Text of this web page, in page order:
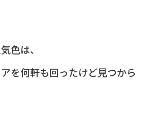
色は、
アを何軒も回ったけど見つから